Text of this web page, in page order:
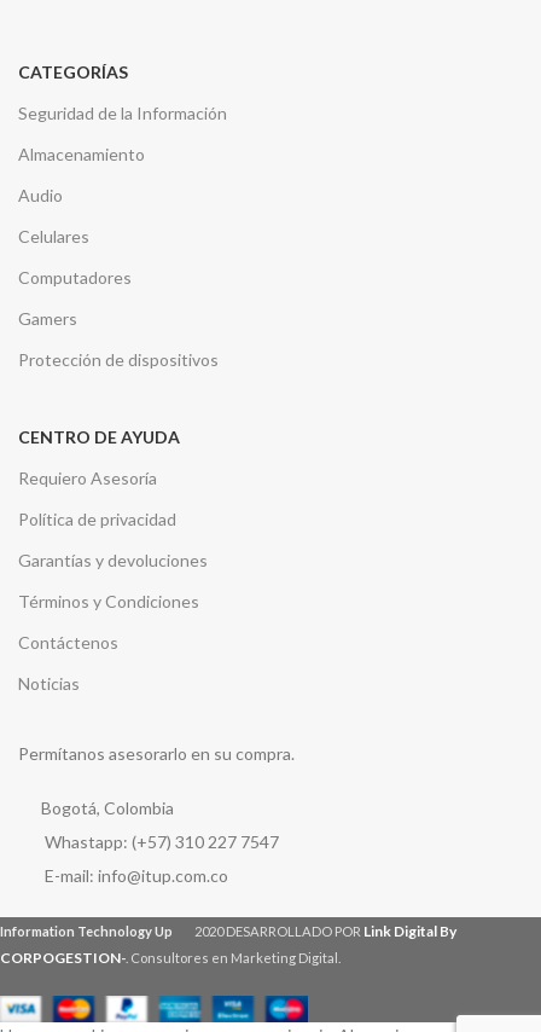
CATEGORÍAS
Seguridad de la Información
Almacenamiento
Audio
Celulares
Computadores
Gamers
Protección de dispositivos
CENTRO DE AYUDA
Requiero Asesoría
Política de privacidad
Garantías y devoluciones
Términos y Condiciones
Contáctenos
Noticias
Permítanos asesorarlo en su compra.
Bogotá, Colombia
Whastapp: (+57) 310 227 7547
E-mail: info@itup.com.co
Information Technology Up 2020 DESARROLLADO POR Link Digital By
CORPOGESTION- . Consultores en Marketing Digital.